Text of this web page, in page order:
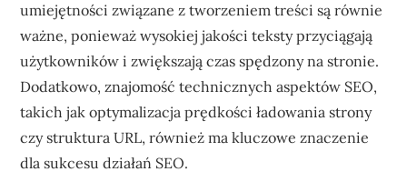
umiejętności związane z tworzeniem treści są równie
ważne, ponieważ wysokiej jakości teksty przyciągają
użytkowników i zwiększają czas spędzony na stronie.
Dodatkowo, znajomość technicznych aspektów SEO,
takich jak optymalizacja prędkości ładowania strony
czy struktura URL, również ma kluczowe znaczenie
dla sukcesu działań SEO.